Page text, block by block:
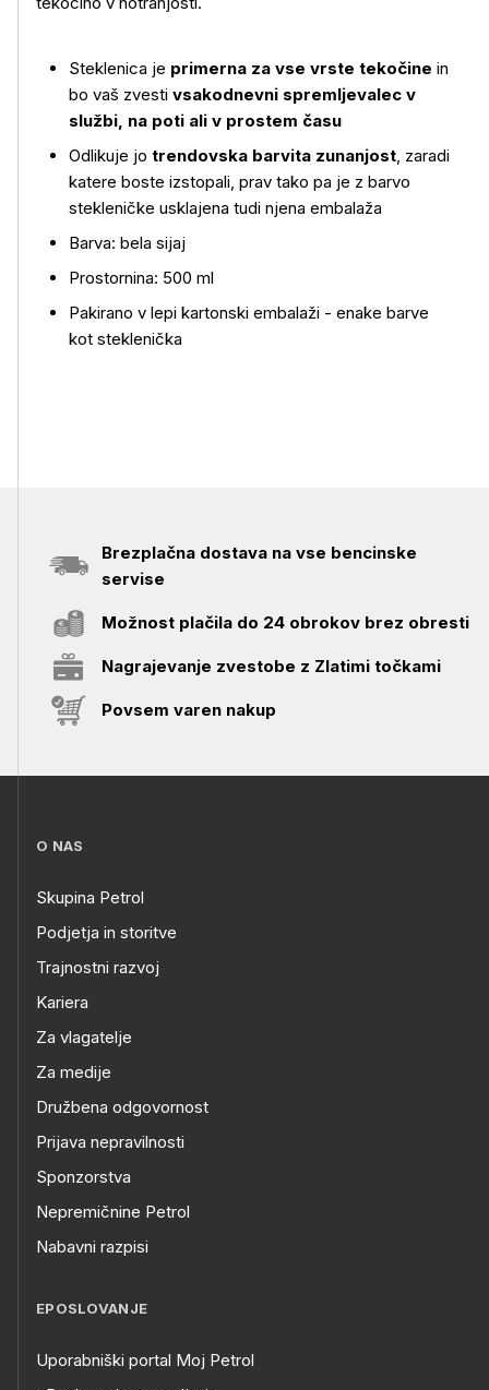
Steklenica je primerna za vse vrste tekočine in
bo vaš zvesti vsakodnevni spremljevalec v
službi, na poti ali v prostem času
Odlikuje jo trendovska barvita zunanjost, zaradi
katere boste izstopali, prav tako pa je z barvo
stekleničke usklajena tudi njena embalaža
Barva: bela sijaj
Prostornina: 500 ml
Pakirano v lepi kartonski embalaži - enake barve
kot steklenička
Brezplačna dostava na vse bencinske
servise
Možnost plačila do 24 obrokov brez obresti
Nagrajevanje zvestobe z Zlatimi točkami
Povsem varen nakup
O NAS
Skupina Petrol
Podjetja in storitve
Trajnostni razvoj
Kariera
Za vlagatelje
Za medije
Družbena odgovornost
Prijava nepravilnosti
Sponzorstva
Nepremičnine Petrol
Nabavni razpisi
EPOSLOVANJE
Uporabniški portal Moj Petrol